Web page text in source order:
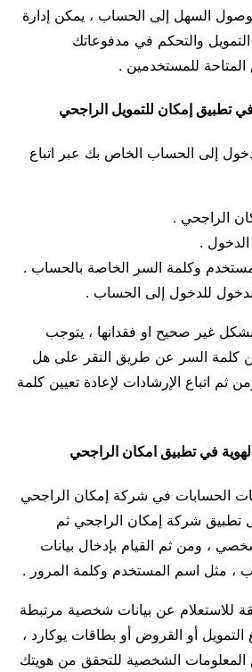
السهل إلى الحساب ، يمكن إدارة
والتحكم في مدفوعاتك
للمستخدمين .
تطبيق إمكان للتمويل الراجحي
إلى الحساب الخاص بك عبر اتباع
الراجحي .
.
وكلمة السر الخاصة بالحساب .
للدخول إلى الحساب .
غير صحيح او فقدانها ، يتوجب
كلمة السر عن طريق النقر على هل
ثم اتباع الإرشادات لإعادة تعيين كلمة
في تطبيق امكان الراجحي
الحسابات في شركة إمكان الراجحي
تطبيق شركة إمكان الراجحي ثم
، ومن ثم القيام بإدخال بيانات
، مثل اسم المستخدم وكلمة المرور .
للاستعلام عن بيانات شخصية مرتبطة
التمويل أو القروض أو بطاقات يوكارد ،
المعلومات الشخصية للتحقق من هويتك